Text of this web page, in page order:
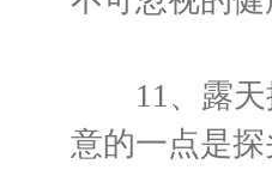
11、露天探
意的一点是